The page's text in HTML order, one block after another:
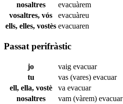
nosaltres
evacuàrem
vosaltres, vós
evacuàreu
ells, elles, vostès evacuaren
Passat perifràstic
jo vaig evacuar
tu
vas (vares) evacuar
ell, ella, vostè
va evacuar
nosaltres
vam (vàrem) evacuar